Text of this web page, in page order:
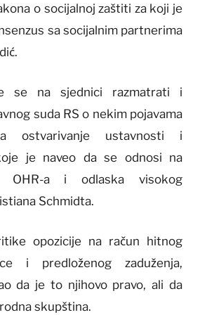
o socijalnoj zaštiti za koji je
sa socijalnim partnerima
se na sjednici razmatrati i
suda RS o nekim pojavama
ostvarivanje ustavnosti i
je naveo da se odnosi na
OHR-a i odlaska visokog
Schmidta.
opozicije na račun hitnog
i predloženog zaduženja,
da je to njihovo pravo, ali da
skupština.